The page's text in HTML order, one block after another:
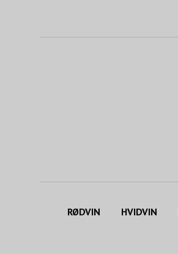
RØDVIN HVIDVIN